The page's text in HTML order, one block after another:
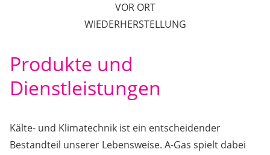
VOR ORT
WIEDERHERSTELLUNG
Produkte und
Dienstleistungen
Kälte- und Klimatechnik ist ein entscheidender
Bestandteil unserer Lebensweise. A-Gas spielt dabei